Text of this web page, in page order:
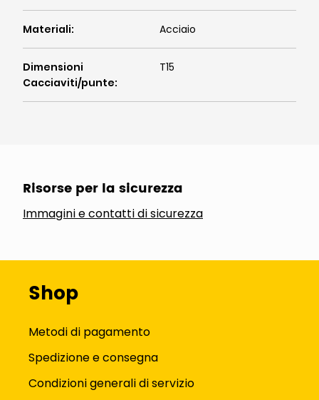
Materiali: Acciaio
Dimensioni
Cacciaviti/punte:
T15
Risorse per la sicurezza
Immagini e contatti di sicurezza
Shop
Metodi di pagamento
Spedizione e consegna
Condizioni generali di servizio